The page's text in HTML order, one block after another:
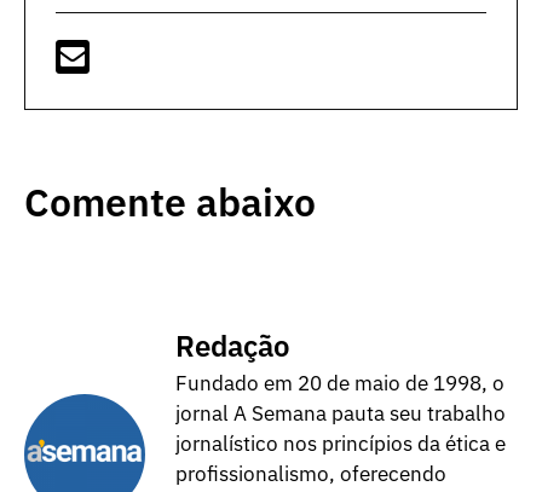
Comente abaixo
Redação
Fundado em 20 de maio de 1998, o
jornal A Semana pauta seu trabalho
jornalístico nos princípios da ética e
profissionalismo, oferecendo